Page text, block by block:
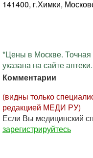
141400, г.Химки,
*Цены в Москве.
указана на сайте аптеки.
Комментарии
(видны только
редакцией МЕДИ РУ)
Если Вы медицинский
зарегистрируйтесь